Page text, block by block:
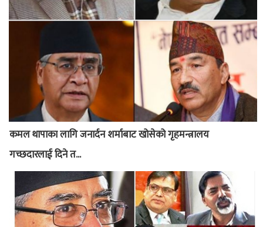
कमल थापाका लागि जनार्दन शर्माबाट खोसेको गृहमन्त्रालय
गच्छदारलाई दिने त...